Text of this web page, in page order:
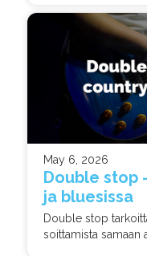
May 6, 2026
Double stop
ja bluesissa
Double stop
soittamista samaan